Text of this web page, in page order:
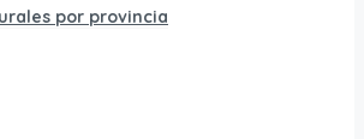
por provincia